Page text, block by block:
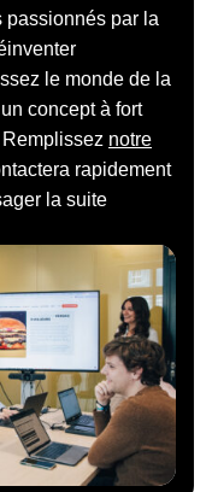
passionnés par la
le monde de la
concept à fort
notre
rapidement
la suite